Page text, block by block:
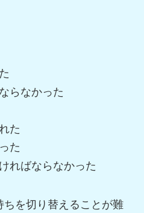
らなかった
た
た
ればならなかった
ちを切り替えることが難